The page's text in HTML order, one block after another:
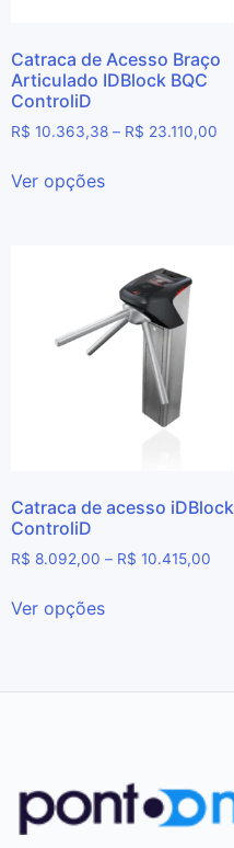
Catraca de Acesso Braço
Articulado IDBlock BQC
ControliD
R$ 10.363,38 – R$ 23.110,00
Ver opções
Catraca de acesso iDBlock
ControliD
R$ 8.092,00 – R$ 10.415,00
Ver opções